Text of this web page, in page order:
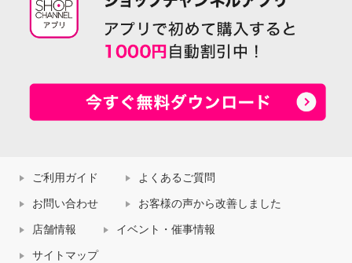
ご利用ガイド よくあるご質問
お問い合わせ お客様の声から改善しました
店舗情報 イベント・催事情報
サイトマップ